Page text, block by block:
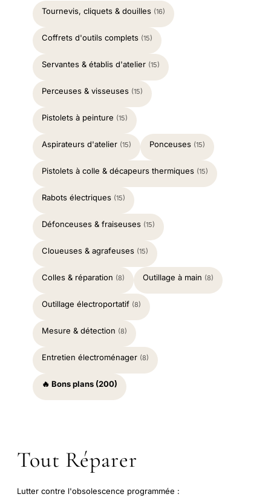
Tournevis, cliquets & douilles (16)
Coffrets d'outils complets (15)
Servantes & établis d'atelier (15)
Perceuses & visseuses (15)
Pistolets à peinture (15)
Aspirateurs d'atelier (15) Ponceuses (15)
Pistolets à colle & décapeurs thermiques (15)
Rabots électriques (15)
Défonceuses & fraiseuses (15)
Cloueuses & agrafeuses (15)
Colles & réparation (8) Outillage à main (8)
Outillage électroportatif (8)
Mesure & détection (8)
Entretien électroménager (8)
🔥 Bons plans (200)
Tout Réparer
Lutter contre l'obsolescence programmée :